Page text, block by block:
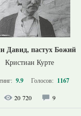
Давид, пастух Божий
Кристиан Курте
9.9 Голосов: 1167
20 720 9